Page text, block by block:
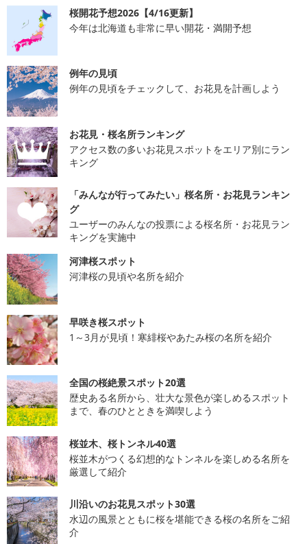
桜開花予想2026【4/16更新】
今年は北海道も非常に早い開花・満開予想
例年の見頃
例年の見頃をチェックして、お花見を計画しよう
お花見・桜名所ランキング
アクセス数の多いお花見スポットをエリア別にラン
キング
「みんなが行ってみたい」桜名所・お花見ランキン
グ
ユーザーのみんなの投票による桜名所・お花見ラン
キングを実施中
河津桜スポット
河津桜の見頃や名所を紹介
早咲き桜スポット
1～3月が見頃！寒緋桜やあたみ桜の名所を紹介
全国の桜絶景スポット20選
歴史ある名所から、壮大な景色が楽しめるスポット
まで、春のひとときを満喫しよう
桜並木、桜トンネル40選
桜並木がつくる幻想的なトンネルを楽しめる名所を
厳選して紹介
川沿いのお花見スポット30選
水辺の風景とともに桜を堪能できる桜の名所をご紹
介